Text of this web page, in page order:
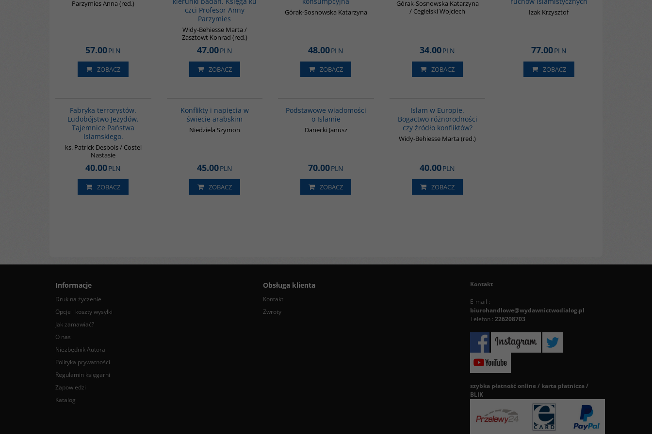
Parzymies Anna (red.)
57.00PLN
ZOBACZ
czci Profesor Anny
Parzymies
Widy-Behiesse Marta /
Zasztowt Konrad (red.)
47.00PLN
ZOBACZ
Górak-Sosnowska Katarzyna
48.00PLN
ZOBACZ
Górak-Sosnowska Katarzyna
/ Cegielski Wojciech
34.00PLN
ZOBACZ
Izak Krzysztof
77.00PLN
ZOBACZ
Fabryka terrorystów.
Ludobójstwo Jezydów.
Tajemnice Państwa
Islamskiego.
ks. Patrick Desbois / Costel
Nastasie
40.00PLN
ZOBACZ
Konflikty i napięcia w
świecie arabskim
Niedziela Szymon
45.00PLN
ZOBACZ
Podstawowe wiadomości
o Islamie
Danecki Janusz
70.00PLN
ZOBACZ
Islam w Europie.
Bogactwo różnorodności
czy źródło konfliktów?
Widy-Behiesse Marta (red.)
40.00PLN
ZOBACZ
Informacje
Druk na życzenie
Opcje i koszty wysyłki
Jak zamawiać?
O nas
Niezbędnik Autora
Polityka prywatności
Regulamin księgarni
Zapowiedzi
Katalog
Obsługa klienta
Kontakt
Zwroty
Kontakt
E-mail :
biurohandlowe@wydawnictwodialog.pl
Telefon : 226208703
szybka płatność online / karta płatnicza /
BLIK